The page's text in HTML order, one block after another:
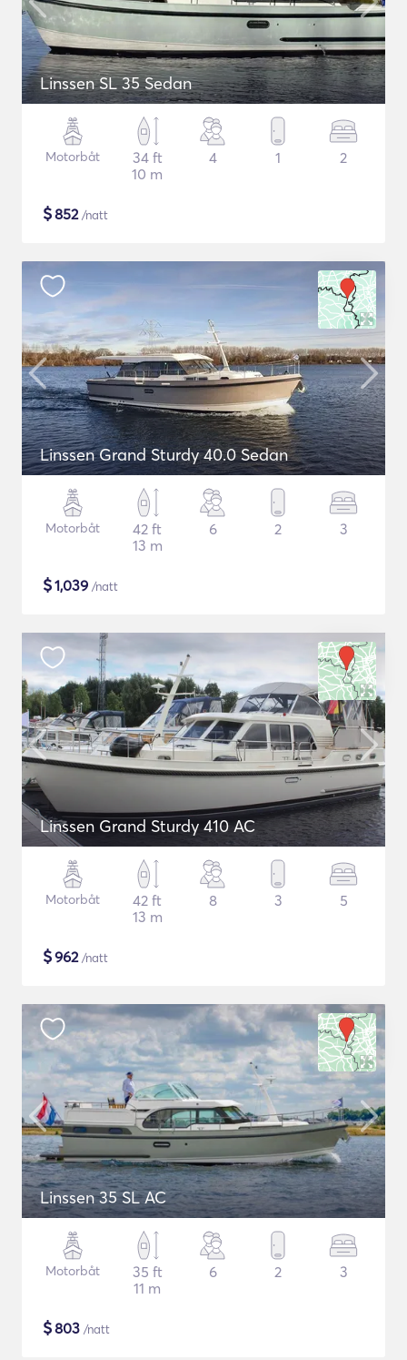
Linssen SL 35 Sedan
Motorbåt
34 ft
10 m
4 1 2
$852/natt
Linssen Grand Sturdy 40.0 Sedan
Motorbåt
42 ft
13 m
6 2 3
$1,039 /natt
Linssen Grand Sturdy 410 AC
Motorbåt
42 ft
13 m
8 3 5
$962/natt
Linssen 35 SL AC
Motorbåt
35 ft
11 m
6 2 3
$803 /natt